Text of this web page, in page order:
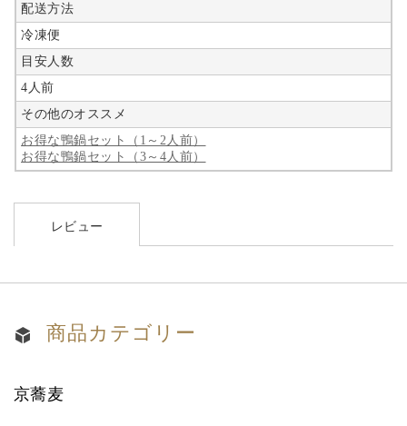
配送方法
冷凍便
目安人数
4人前
その他のオススメ
お得な鴨鍋セット（1～2人前）
お得な鴨鍋セット（3～4人前）
レビュー
商品カテゴリー
京蕎麦